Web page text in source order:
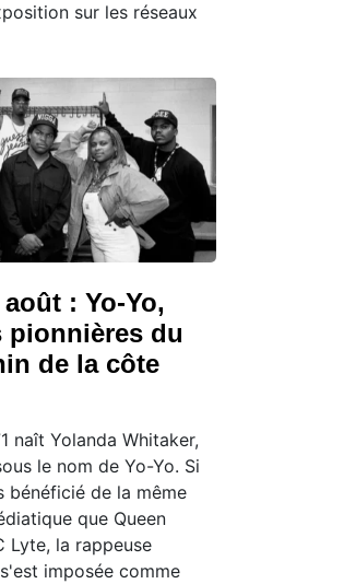
sur les réseaux
: Yo-Yo,
pionnières du
de la côte
naît Yolanda Whitaker,
le nom de Yo-Yo. Si
bénéficié de la même
que Queen
Lyte, la rappeuse
imposée comme